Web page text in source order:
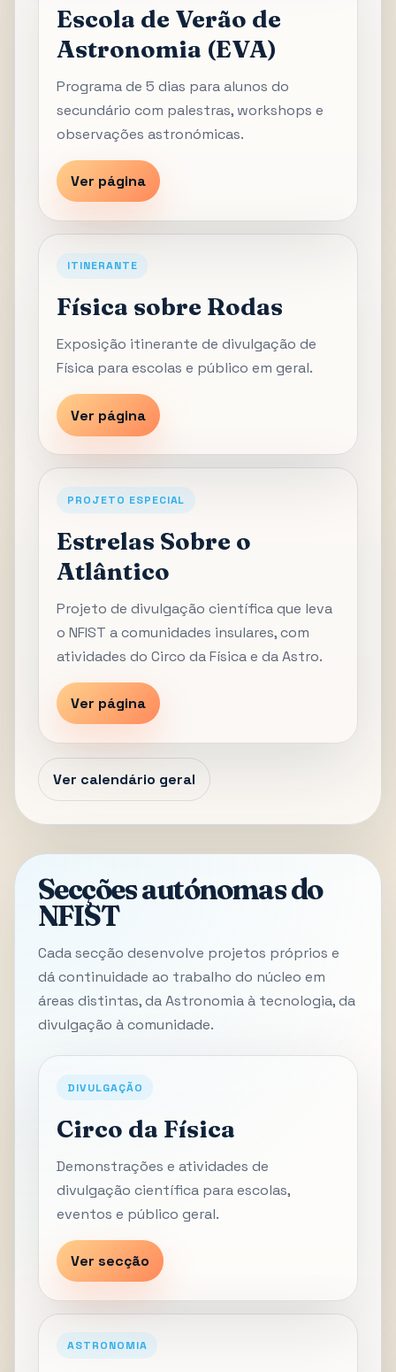
Escola de Verão de
Astronomia (EVA)
Programa de 5 dias para alunos do
secundário com palestras, workshops e
observações astronómicas.
Ver página
ITINERANTE
Física sobre Rodas
Exposição itinerante de divulgação de
Física para escolas e público em geral.
Ver página
PROJETO ESPECIAL
Estrelas Sobre o
Atlântico
Projeto de divulgação científica que leva
o NFIST a comunidades insulares, com
atividades do Circo da Física e da Astro.
Ver página
Ver calendário geral
Secções autónomas do
NFIST
Cada secção desenvolve projetos próprios e
dá continuidade ao trabalho do núcleo em
áreas distintas, da Astronomia à tecnologia, da
divulgação à comunidade.
DIVULGAÇÃO
Circo da Física
Demonstrações e atividades de
divulgação científica para escolas,
eventos e público geral.
Ver secção
ASTRONOMIA